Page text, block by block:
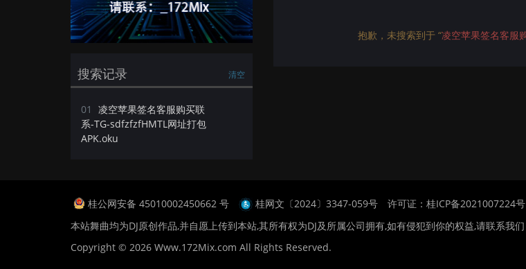
搜索记录 清空
01
凌空苹果签名客服购买联
系-TG-sdfzfzfHMTL网址打包
APK.oku
抱歉，未搜索到于 “凌空苹果签名客服
桂公网安备 45010002450662 号 桂网文〔2024〕3347-059号
许可证：桂ICP备2021007224号
本站舞曲均为DJ原创作品,并自愿上传到本站,其所有权为DJ及所属公司拥有,如有侵犯到你的权益,请联系我们
Copyright © 2026 Www.172Mix.com All Rights Reserved.